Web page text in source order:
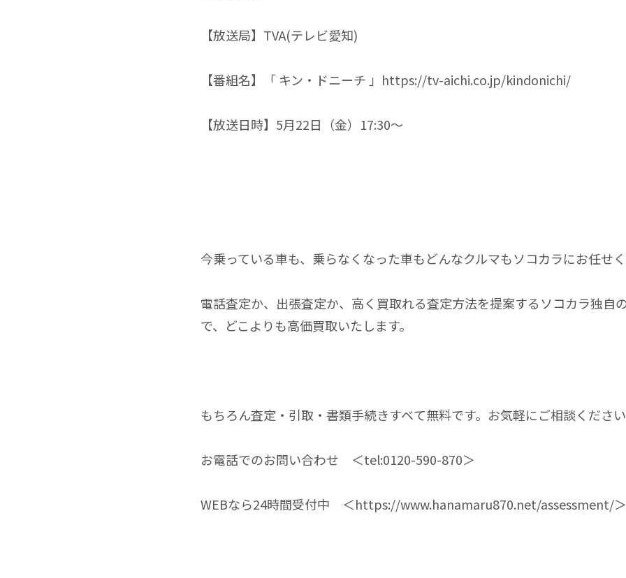
【放送局】TVA(テレビ愛知)
【番組名】「 キン・ドニーチ 」 https://tv-aichi.co.jp/kindonichi/
【放送日時】5月22日（金）17:30〜
今乗っている車も、乗らなくなった車もどんなクルマもソコカラにお任せ
電話査定か、出張査定か、高く買取れる査定方法を提案するソコカラ独自
で、どこよりも高価買取いたします。
もちろん査定・引取・書類手続きすベて無料です。お気軽にご相談くださ
お電話でのお問い合わせ ＜tel:0120-590-870＞
WEBなら24時間受付中 ＜https://www.hanamaru870.net/assessment/＞